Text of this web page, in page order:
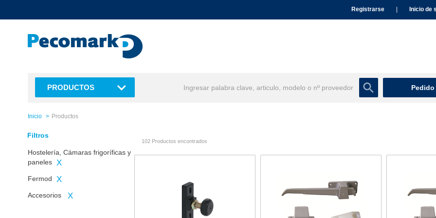
Registrarse Inicio de
PRODUCTOS
Inicio Productos
Filtros
Hostelería, Cámaras frigoríficas y
paneles X
Fermod X
Accesorios X
102 Productos encontrados